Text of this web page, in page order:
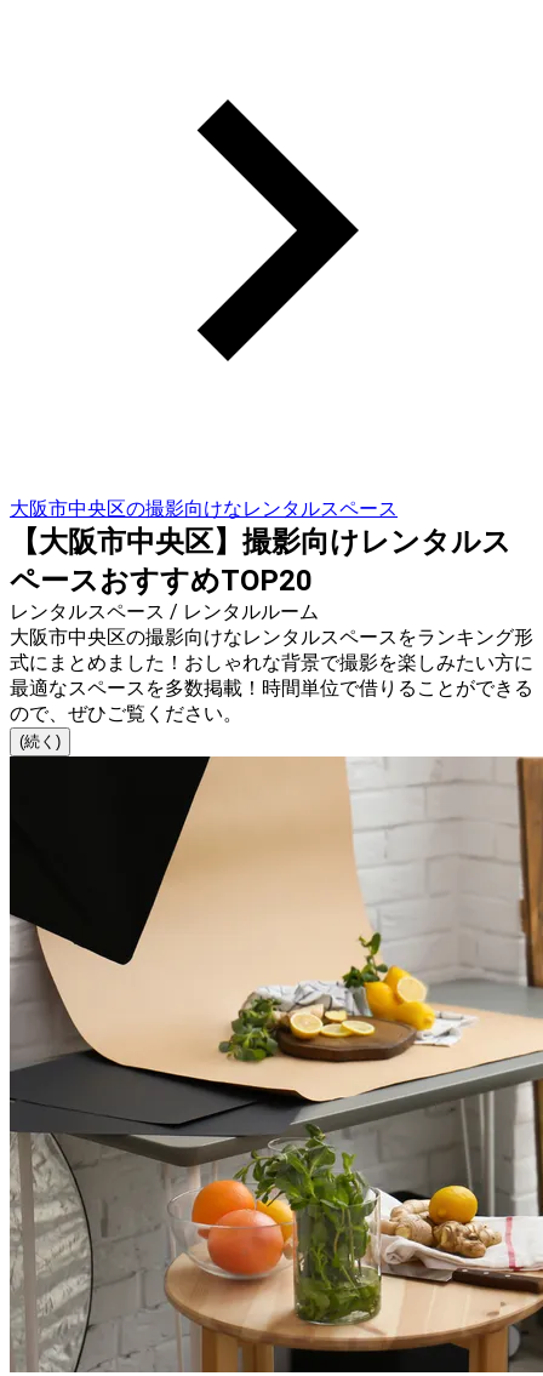
大阪市中央区の撮影向けなレンタルスペース
【大阪市中央区】撮影向けレンタルス
ペースおすすめTOP20
レンタルスペース / レンタルルーム
大阪市中央区の撮影向けなレンタルスペースをランキング形
式にまとめました！おしゃれな背景で撮影を楽しみたい方に
最適なスペースを多数掲載！時間単位で借りることができる
ので、ぜひご覧ください。
(続く)